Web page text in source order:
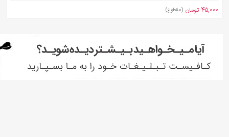
45,000 تومان (مقطوع)